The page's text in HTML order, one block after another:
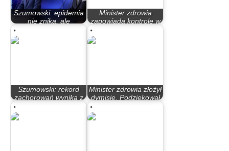
Szumowski: epidemia
nie znika, ale
Minister zdrowia
zapowiada kontrole w
Szumowski: rekord
zachorowań wynika z
Minister zdrowia złożył
dymisję. Podziękował